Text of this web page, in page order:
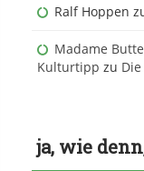
Ralf Hoppen
Madame
Kulturtipp zu
ja, wie